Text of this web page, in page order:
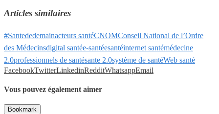
Articles similaires
#Santededemainacteurs santéCNOMConseil National de l’Ordre
des Médecinsdigital santée-santéesantéinternet santémédecine
2.0professionnels de santésante 2.0système de santéWeb santé
FacebookTwitterLinkedinRedditWhatsappEmail
Vous pouvez également aimer
Bookmark